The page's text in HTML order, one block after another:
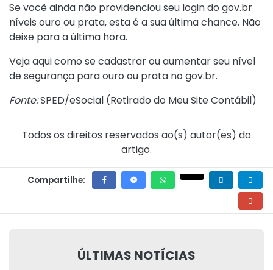
Se você ainda não providenciou seu login do gov.br
níveis ouro ou prata, esta é a sua última chance. Não
deixe para a última hora.
Vejaaquicomo se cadastrar ou aumentar seu nível
de segurança para ouro ou prata no gov.br.
Fonte:SPED/eSocial (Retirado do Meu Site Contábil)
Todos os direitos reservados ao(s) autor(es) do
artigo.
Compartilhe:
ÚLTIMAS NOTÍCIAS